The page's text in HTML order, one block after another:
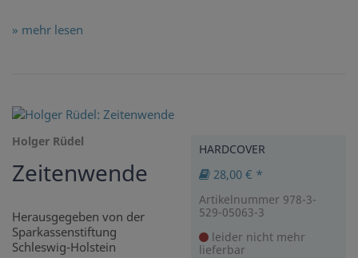
» mehr lesen
Holger Rüdel
Zeitenwende
Herausgegeben von der
Sparkassenstiftung
Schleswig-Holstein
HARDCOVER
28,00 € *
Artikelnummer 978-3-
529-05063-3
leider nicht mehr
lieferbar